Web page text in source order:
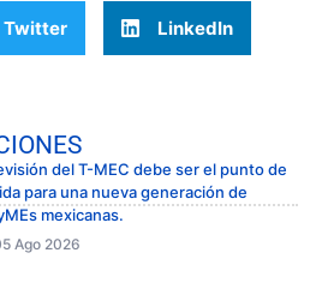
Twitter LinkedIn
del T-MEC debe ser el punto de
para una nueva generación de
mexicanas.
Ago 2026